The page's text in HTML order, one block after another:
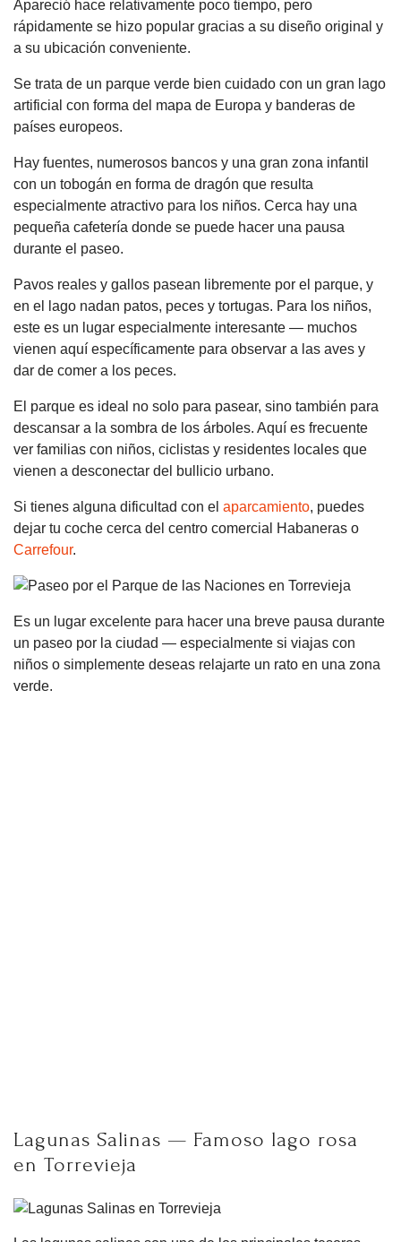
Apareció hace relativamente poco tiempo, pero
rápidamente se hizo popular gracias a su diseño original y
a su ubicación conveniente.
Se trata de un parque verde bien cuidado con un gran lago
artificial con forma del mapa de Europa y banderas de
países europeos.
Hay fuentes, numerosos bancos y una gran zona infantil
con un tobogán en forma de dragón que resulta
especialmente atractivo para los niños. Cerca hay una
pequeña cafetería donde se puede hacer una pausa
durante el paseo.
Pavos reales y gallos pasean libremente por el parque, y
en el lago nadan patos, peces y tortugas. Para los niños,
este es un lugar especialmente interesante — muchos
vienen aquí específicamente para observar a las aves y
dar de comer a los peces.
El parque es ideal no solo para pasear, sino también para
descansar a la sombra de los árboles. Aquí es frecuente
ver familias con niños, ciclistas y residentes locales que
vienen a desconectar del bullicio urbano.
Si tienes alguna dificultad con el aparcamiento, puedes
dejar tu coche cerca del centro comercial Habaneras o
Carrefour.
Es un lugar excelente para hacer una breve pausa durante
un paseo por la ciudad — especialmente si viajas con
niños o simplemente deseas relajarte un rato en una zona
verde.
Lagunas Salinas — Famoso lago rosa
en Torrevieja